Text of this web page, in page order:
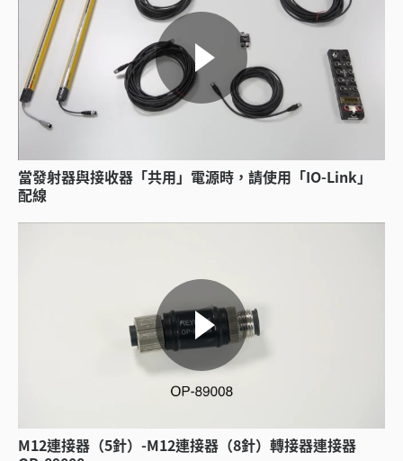
當發射器與接收器「共用」電源時，請使用「IO-Link」
配線
M12連接器（5針）-M12連接器（8針）轉接器連接器